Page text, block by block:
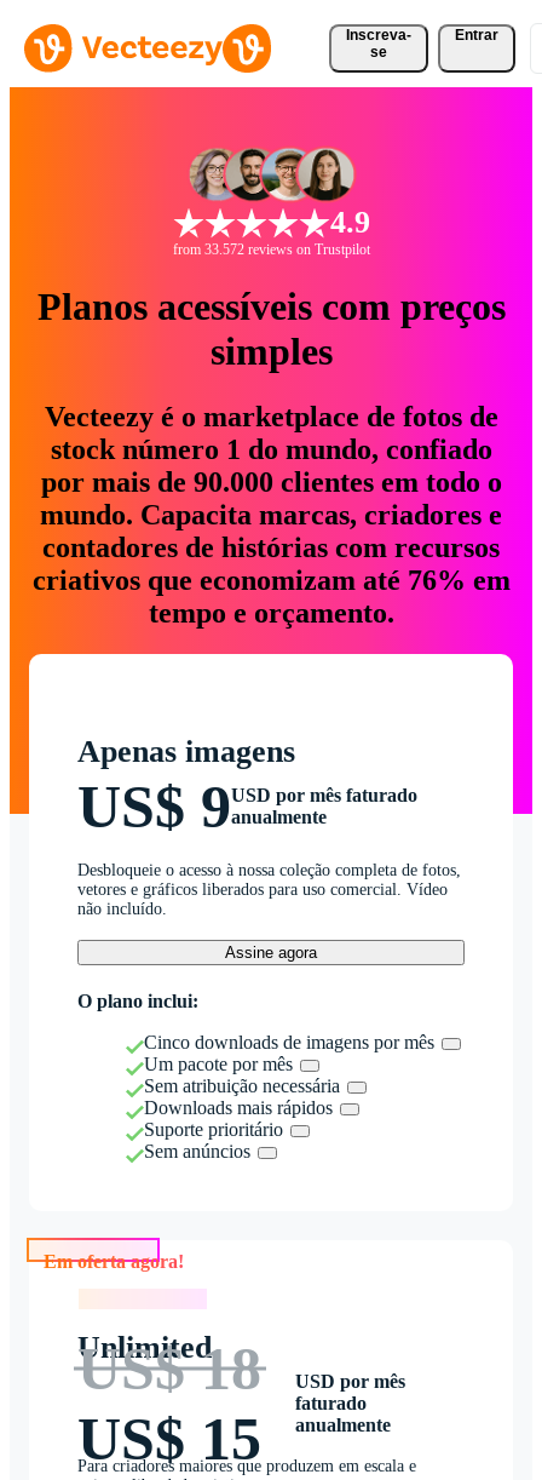
Inscreva-
se
Entrar
4.9
from 33.572 reviews on Trustpilot
Planos acessíveis com preços
simples
Vecteezy é o marketplace de fotos de
stock número 1 do mundo, confiado
por mais de 90.000 clientes em todo o
mundo. Capacita marcas, criadores e
contadores de histórias com recursos
criativos que economizam até 76% em
tempo e orçamento.
Apenas imagens
US$ 9USD por mês faturado
anualmente
Desbloqueie o acesso à nossa coleção completa de fotos,
vetores e gráficos liberados para uso comercial. Vídeo
não incluído.
Assine agora
O plano inclui:
Cinco downloads de imagens por mês
Um pacote por mês
Sem atribuição necessária
Downloads mais rápidos
Suporte prioritário
Sem anúncios
Unlimited
US$ 18
US$ 15
USD por mês
faturado
anualmente
Para criadores maiores que produzem em escala e